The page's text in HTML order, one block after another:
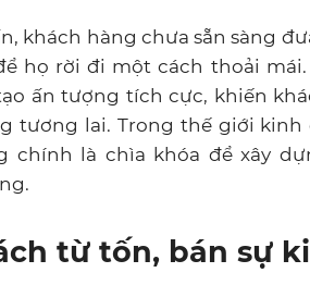
khách hàng chưa sẵn sàng
họ rời đi một cách thoải
ấn tượng tích cực, khiến
tương lai. Trong thế giới
chính là chìa khóa để xây
từ tốn, bán sự